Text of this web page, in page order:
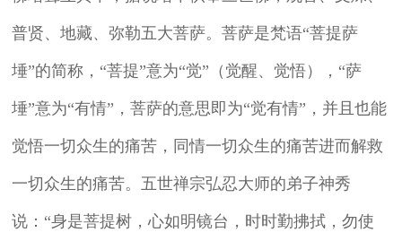
普贤、地藏、弥勒五大菩萨。菩萨是梵语“菩提萨
埵”的简称，“菩提”意为“觉”（觉醒、觉悟），“萨
埵”意为“有情”，菩萨的意思即为“觉有情”，并且也能
觉悟一切众生的痛苦，同情一切众生的痛苦进而解救
一切众生的痛苦。五世禅宗弘忍大师的弟子神秀
说：“身是菩提树，心如明镜台，时时勤拂拭，勿使